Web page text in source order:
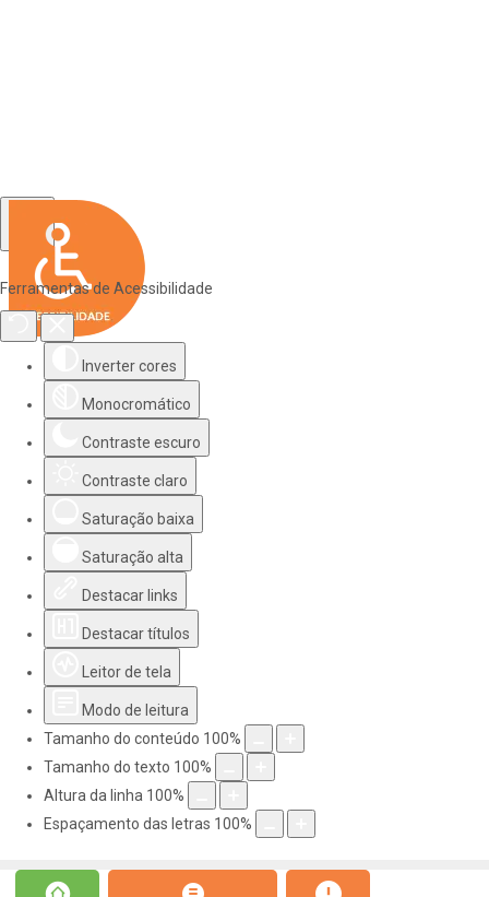
Ferramentas de Acessibilidade
Inverter cores
Monocromático
Contraste escuro
Contraste claro
Saturação baixa
Saturação alta
Destacar links
Destacar títulos
Leitor de tela
Modo de leitura
Tamanho do conteúdo 100%
Tamanho do texto 100%
Altura da linha 100%
Espaçamento das letras 100%